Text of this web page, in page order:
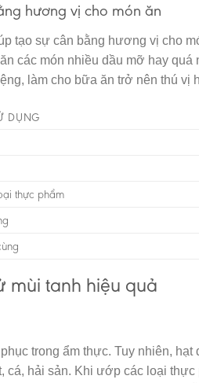
hương vị cho món ăn
tạo sự cân bằng hương vị cho
các món nhiều dầu mỡ hay
làm cho bữa ăn trở nên thú vị
DỤNG
thực phẩm
mùi tanh hiệu quả
trong ẩm thực. Tuy nhiên,
cá, hải sản. Khi ướp các loại